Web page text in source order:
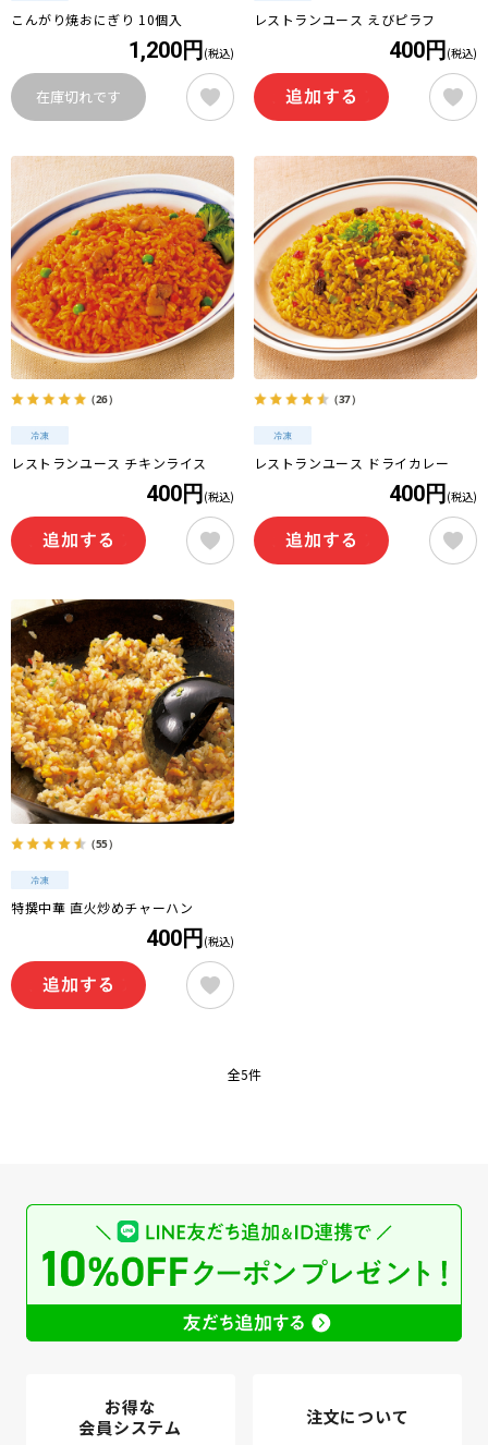
こんがり焼おにぎり 10個入
1,200円 (税込)
在庫切れです
レストランユース えびピラフ
400円 (税込)
（26）
レストランユース チキンライス
400円 (税込)
（37）
レストランユース ドライカレー
400円 (税込)
（55）
特撰中華 直火炒めチャーハン
400円 (税込)
全5件
お得な
会員システム
注文について